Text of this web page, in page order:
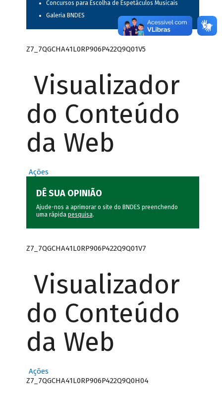
Concursos para Escolha de Espetáculos Musicais
Galeria BNDES
Z7_7QGCHA41L0RP906P422Q9Q01V5
Visualizador
do Conteúdo
da Web
Ações
DÊ SUA OPINIÃO
Ajude-nos a aprimorar o site do BNDES preenchendo
uma rápida pesquisa.
Z7_7QGCHA41L0RP906P422Q9Q01V7
Visualizador
do Conteúdo
da Web
Ações
Z7_7QGCHA41L0RP906P422Q9Q0H04